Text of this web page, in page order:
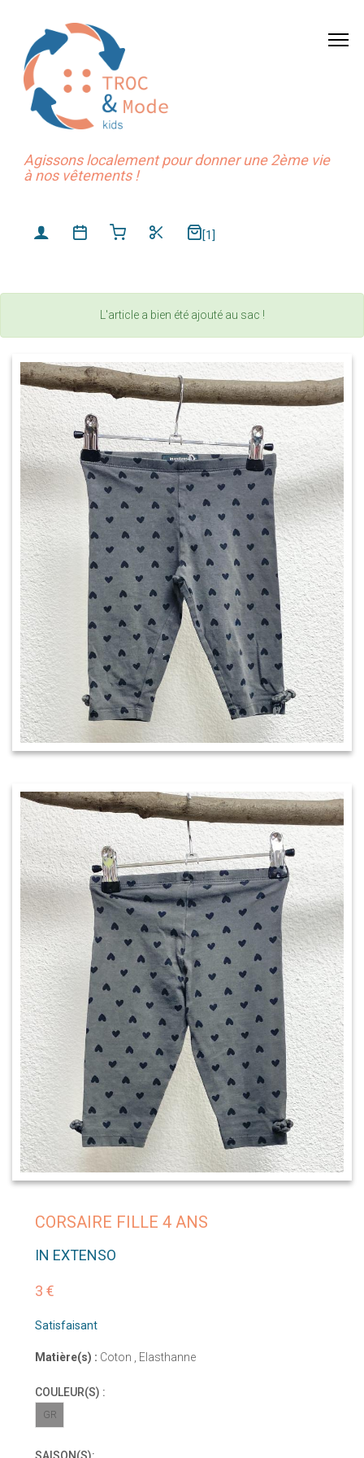
Agissons localement pour donner une 2ème vie
à nos vêtements !
[1]
L'article a bien été ajouté au sac !
CORSAIRE FILLE 4 ANS
IN EXTENSO
3 €
Satisfaisant
Matière(s) : Coton , Elasthanne
COULEUR(S) :
GR